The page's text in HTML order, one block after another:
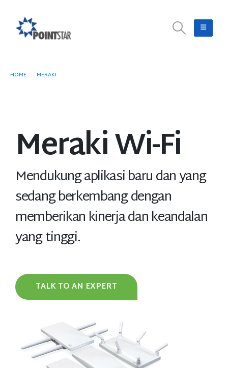
HOME MERAKI
Meraki Wi-Fi
Mendukung aplikasi baru dan yang
sedang berkembang dengan
memberikan kinerja dan keandalan
yang tinggi.
TALK TO AN EXPERT